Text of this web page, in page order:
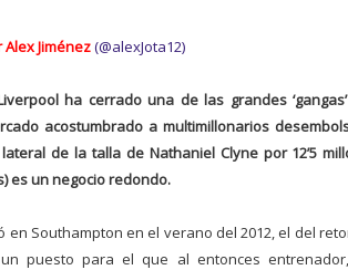
Alex Jiménez(@alexJota12)
ha cerrado una de las grandes
acostumbrado a multimillonarios
de la talla de Nathaniel Clyne por 12’5
es un negocio redondo.
en Southampton en el verano del 2012, el del
puesto para el que al entonces